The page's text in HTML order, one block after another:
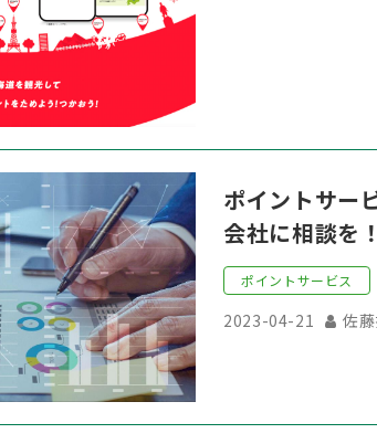
ポイントサー
会社に相談を！
ポイントサービス
2023-04-21 佐